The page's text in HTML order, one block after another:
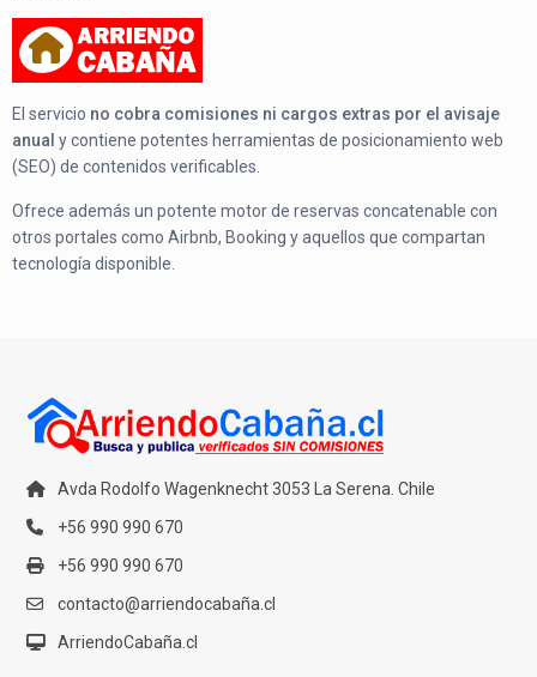
El servicio no cobra comisiones ni cargos extras por el avisaje
anual y contiene potentes herramientas de posicionamiento web
(SEO) de contenidos verificables.
Ofrece además un potente motor de reservas concatenable con
otros portales como Airbnb, Booking y aquellos que compartan
tecnología disponible.
Avda Rodolfo Wagenknecht 3053 La Serena. Chile
+56 990 990 670
+56 990 990 670
contacto@arriendocabaña.cl
ArriendoCabaña.cl